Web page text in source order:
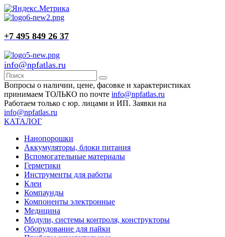
+7 495 849 26 37
info@npfatlas.ru
Вопросы о наличии, цене, фасовке и характеристиках
принимаем ТОЛЬКО по почте info@npfatlas.ru
Работаем только с юр. лицами и ИП. Заявки на
info@npfatlas.ru
КАТАЛОГ
Нанопорошки
Аккумуляторы, блоки питания
Вспомогательные материалы
Герметики
Инструменты для работы
Клеи
Компаунды
Компоненты электронные
Медицина
Модули, системы контроля, конструкторы
Оборудование для пайки